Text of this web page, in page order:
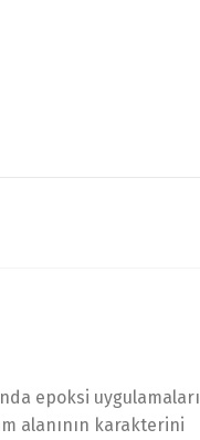
epoksi uygulamaları
alanının karakterini